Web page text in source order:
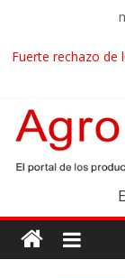
Fuerte rechazo de
cambios que
El gobierno
mapa de la
Las exportaciones
en el primer
Maíz: estiman
Las
primer semestre